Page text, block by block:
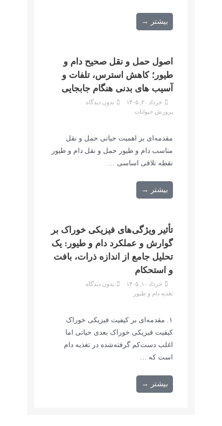
بیشتر →
اصول حمل و نقل صحیح دام و
طیور؛ کاهش استرس، تلفات و
آسیب های بدنی هنگام جابجایی
خرداد ۲۰, ۱۴۰۵
بدون دیدگاه
پرورش حیوانات
مقدمه‌ای بر اهمیت حیاتی حمل و نقل
مناسب دام و طیور حمل و نقل دام و طیور
نقطه تلاقی اساسی …
بیشتر →
تأثیر ویژگی‌های فیزیکی خوراک بر
گوارش و عملکرد دام و طیور: یک
تحلیل جامع از اندازه ذرات، بافت
و استحکام
خرداد ۱۰, ۱۴۰۵
بدون دیدگاه
تغذیه دام و طیور
۱. مقدمه‌ای بر کیفیت فیزیکی خوراک
کیفیت فیزیکی خوراک بعدی حیاتی اما
اغلب دست‌کم گرفته‌شده در تغذیه دام
است که …
بیشتر →